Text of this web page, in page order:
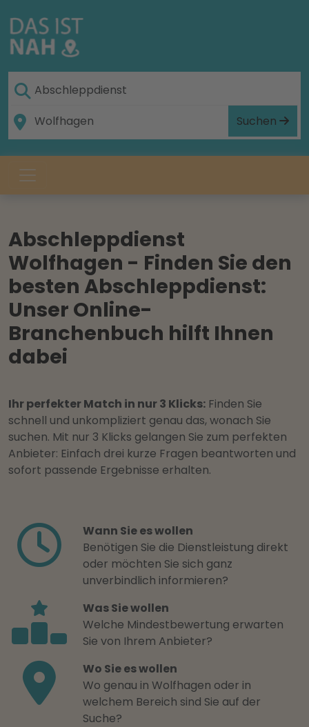
Suchen
Abschleppdienst
Wolfhagen - Finden Sie den
besten Abschleppdienst:
Unser Online-
Branchenbuch hilft Ihnen
dabei
Ihr perfekter Match in nur 3 Klicks: Finden Sie
schnell und unkompliziert genau das, wonach Sie
suchen. Mit nur 3 Klicks gelangen Sie zum perfekten
Anbieter: Einfach drei kurze Fragen beantworten und
sofort passende Ergebnisse erhalten.
Wann Sie es wollen
Benötigen Sie die Dienstleistung direkt
oder möchten Sie sich ganz
unverbindlich informieren?
Was Sie wollen
Welche Mindestbewertung erwarten
Sie von Ihrem Anbieter?
Wo Sie es wollen
Wo genau in Wolfhagen oder in
welchem Bereich sind Sie auf der
Suche?